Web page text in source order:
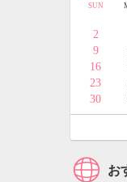
SUN
2
9
16
23
30
お